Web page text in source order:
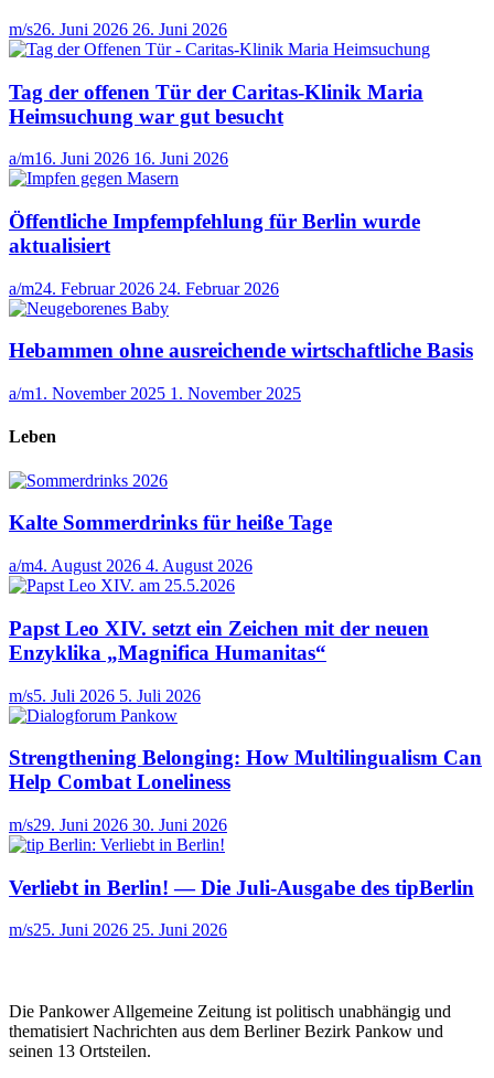
m/s26. Juni 2026 26. Juni 2026
Tag der offenen Tür der Caritas-Klinik Maria
Heimsuchung war gut besucht
a/m16. Juni 2026 16. Juni 2026
Öffentliche Impfempfehlung für Berlin wurde
aktualisiert
a/m24. Februar 2026 24. Februar 2026
Hebammen ohne ausreichende wirtschaftliche Basis
a/m1. November 2025 1. November 2025
Leben
Kalte Sommerdrinks für heiße Tage
a/m4. August 2026 4. August 2026
Papst Leo XIV. setzt ein Zeichen mit der neuen
Enzyklika „Magnifica Humanitas“
m/s5. Juli 2026 5. Juli 2026
Strengthening Belonging: How Multilingualism Can
Help Combat Loneliness
m/s29. Juni 2026 30. Juni 2026
Verliebt in Berlin! — Die Juli-Ausgabe des tipBerlin
m/s25. Juni 2026 25. Juni 2026
Die Pankower Allgemeine Zeitung ist politisch unabhängig und
thematisiert Nachrichten aus dem Berliner Bezirk Pankow und
seinen 13 Ortsteilen.